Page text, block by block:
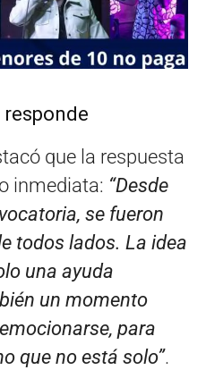
que la respuesta
inmediata: “Desde
se fueron
todos lados. La idea
una ayuda
un momento
para
que no está solo”.